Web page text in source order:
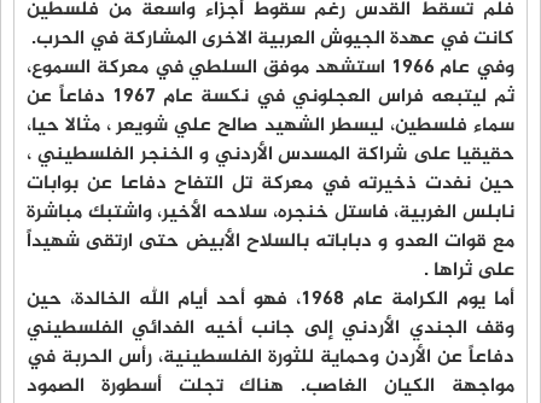
فلم تسقط القدس رغم سقوط أجزاء واسعة من فلسطين
كانت في عهدة الجيوش العربية الاخرى المشاركة في الحرب.
وفي عام 1966 استشهد موفق السلطي في معركة السموع،
ثم ليتبعه فراس العجلوني في نكسة عام 1967 دفاعاً عن
سماء فلسطين، ليسطر الشهيد صالح علي شويعر ، مثالا حيا،
حقيقيا على شراكة المسدس الأردني و الخنجر الفلسطيني ،
حين نفدت ذخيرته في معركة تل التفاح دفاعا عن بوابات
نابلس الغربية، فاستل خنجره، سلاحه الأخير، واشتبك مباشرة
مع قوات العدو و دباباته بالسلاح الأبيض حتى ارتقى شهيداً
على ثراها .
أما يوم الكرامة عام 1968، فهو أحد أيام الله الخالدة، حين
وقف الجندي الأردني إلى جانب أخيه الفدائي الفلسطيني
دفاعاً عن الأردن وحماية للثورة الفلسطينية، رأس الحربة في
مواجهة الكيان الغاصب. هناك تجلت أسطورة الصمود